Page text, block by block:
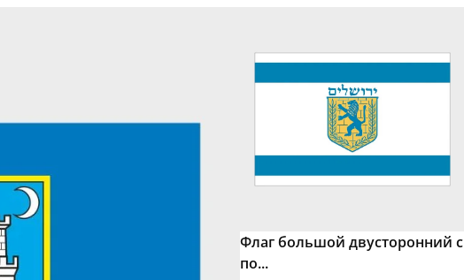
Флаг большой двусторонний с
по...